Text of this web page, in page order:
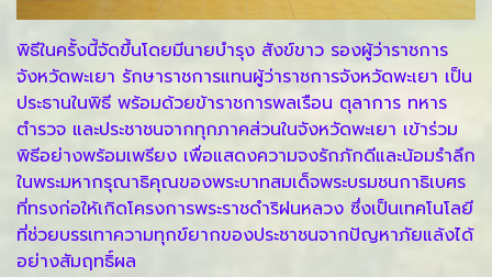
พิธีในครั้งนี้จัดขึ้นโดยมีนายบำรุง สังข์ขาว รองผู้ว่าราชการ
จังหวัดพะเยา รักษาราชการแทนผู้ว่าราชการจังหวัดพะเยา เป็น
ประธานในพิธี พร้อมด้วยข้าราชการพลเรือน ตุลาการ ทหาร
ตำรวจ และประชาชนจากทุกภาคส่วนในจังหวัดพะเยา เข้าร่วม
พิธีอย่างพร้อมเพรียง เพื่อแสดงความจงรักภักดีและน้อมรำลึก
ในพระมหากรุณาธิคุณของพระบาทสมเด็จพระบรมชนกาธิเบศร
ที่ทรงก่อให้เกิดโครงการพระราชดำริฝนหลวง ซึ่งเป็นเทคโนโลยี
ที่ช่วยบรรเทาความทุกข์ยากของประชาชนจากปัญหาภัยแล้งได้
อย่างสัมฤทธิ์ผล